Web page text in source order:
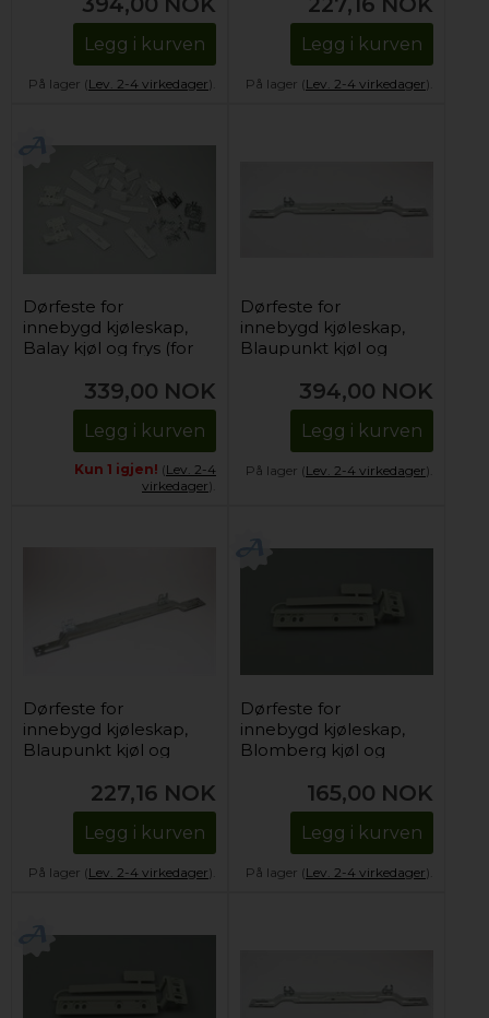
Legg i kurven
På lager (Lev. 2-4 virkedager).
Legg i kurven
På lager (Lev. 2-4 virkedager).
Dørfeste for
innebygd kjøleskap,
Balay kjøl og frys (for
339,00 NOK
Legg i kurven
Kun 1 igjen! (Lev. 2-4
virkedager).
Dørfeste for
innebygd kjøleskap,
Blaupunkt kjøl og
394,00 NOK
Legg i kurven
På lager (Lev. 2-4 virkedager).
Dørfeste for
innebygd kjøleskap,
Blaupunkt kjøl og
227,16 NOK
Legg i kurven
På lager (Lev. 2-4 virkedager).
Dørfeste for
innebygd kjøleskap,
Blomberg kjøl og
165,00 NOK
Legg i kurven
På lager (Lev. 2-4 virkedager).